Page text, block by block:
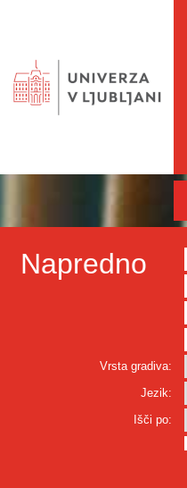
Napredno
Vrsta gradiva:
Jezik:
Išči po: